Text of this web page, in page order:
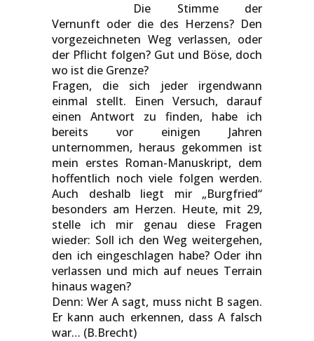
Die Stimme der
Vernunft oder die des Herzens? Den
vorgezeichneten Weg verlassen, oder
der Pflicht folgen? Gut und Böse, doch
wo ist die Grenze?
Fragen, die sich jeder irgendwann
einmal stellt. Einen Versuch, darauf
einen Antwort zu finden, habe ich
bereits vor einigen Jahren
unternommen, heraus gekommen ist
mein erstes Roman-Manuskript, dem
hoffentlich noch viele folgen werden.
Auch deshalb liegt mir „Burgfried“
besonders am Herzen. Heute, mit 29,
stelle ich mir genau diese Fragen
wieder: Soll ich den Weg weitergehen,
den ich eingeschlagen habe? Oder ihn
verlassen und mich auf neues Terrain
hinaus wagen?
Denn: Wer A sagt, muss nicht B sagen.
Er kann auch erkennen, dass A falsch
war… (B.Brecht)